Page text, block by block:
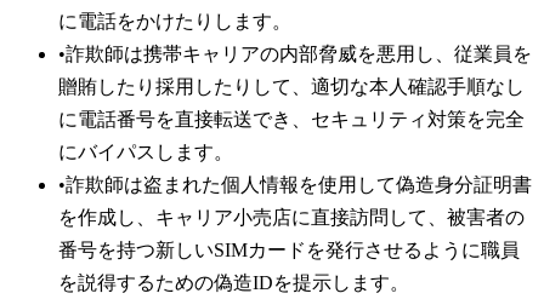
に電話をかけたりします。
•詐欺師は携帯キャリアの内部脅威を悪用し、従業員を
贈賄したり採用したりして、適切な本人確認手順なし
に電話番号を直接転送でき、セキュリティ対策を完全
にバイパスします。
•詐欺師は盗まれた個人情報を使用して偽造身分証明書
を作成し、キャリア小売店に直接訪問して、被害者の
番号を持つ新しいSIMカードを発行させるように職員
を説得するための偽造IDを提示します。